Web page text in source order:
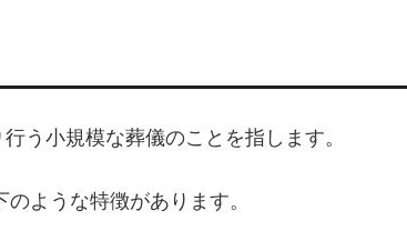
行う小規模な葬儀のことを指します。
のような特徴があります。